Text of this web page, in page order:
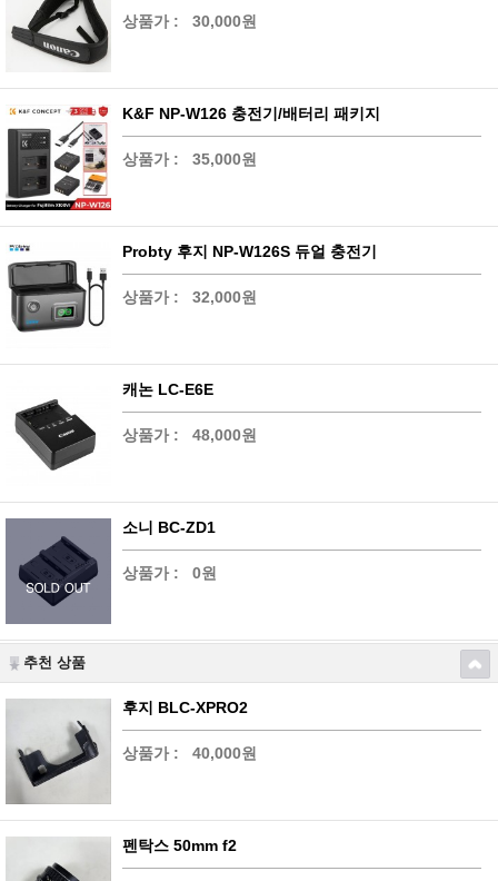
상품가 : 30,000원
K&F NP-W126 충전기/배터리 패키지
상품가 : 35,000원
Probty 후지 NP-W126S 듀얼 충전기
상품가 : 32,000원
캐논 LC-E6E
상품가 : 48,000원
소니 BC-ZD1
상품가 : 0원
추천 상품
후지 BLC-XPRO2
상품가 : 40,000원
펜탁스 50mm f2